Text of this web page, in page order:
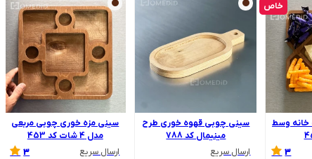
خاص
اردو خوری چوبی 5 خانه وسط
3
سینی چوبی قهوه خوری طرح
مینیمال کد 788
ارسال سریع
سینی مزه خوری چوبی مربعی
مدل 4 شات کد 453
ارسال سریع
3